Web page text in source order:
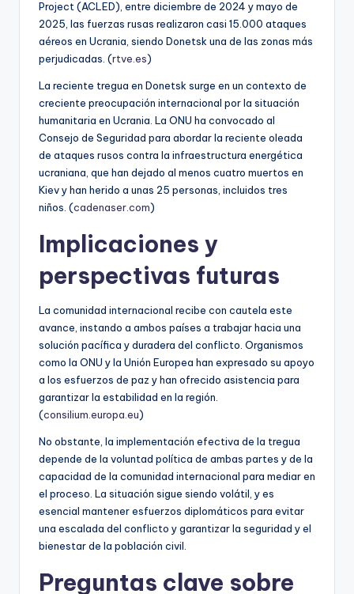
Project (ACLED), entre diciembre de 2024 y mayo de
2025, las fuerzas rusas realizaron casi 15.000 ataques
aéreos en Ucrania, siendo Donetsk una de las zonas más
perjudicadas. (rtve.es)
La reciente tregua en Donetsk surge en un contexto de
creciente preocupación internacional por la situación
humanitaria en Ucrania. La ONU ha convocado al
Consejo de Seguridad para abordar la reciente oleada
de ataques rusos contra la infraestructura energética
ucraniana, que han dejado al menos cuatro muertos en
Kiev y han herido a unas 25 personas, incluidos tres
niños. (cadenaser.com)
Implicaciones y
perspectivas futuras
La comunidad internacional recibe con cautela este
avance, instando a ambos países a trabajar hacia una
solución pacífica y duradera del conflicto. Organismos
como la ONU y la Unión Europea han expresado su apoyo
a los esfuerzos de paz y han ofrecido asistencia para
garantizar la estabilidad en la región.
(consilium.europa.eu)
No obstante, la implementación efectiva de la tregua
depende de la voluntad política de ambas partes y de la
capacidad de la comunidad internacional para mediar en
el proceso. La situación sigue siendo volátil, y es
esencial mantener esfuerzos diplomáticos para evitar
una escalada del conflicto y garantizar la seguridad y el
bienestar de la población civil.
Preguntas clave sobre